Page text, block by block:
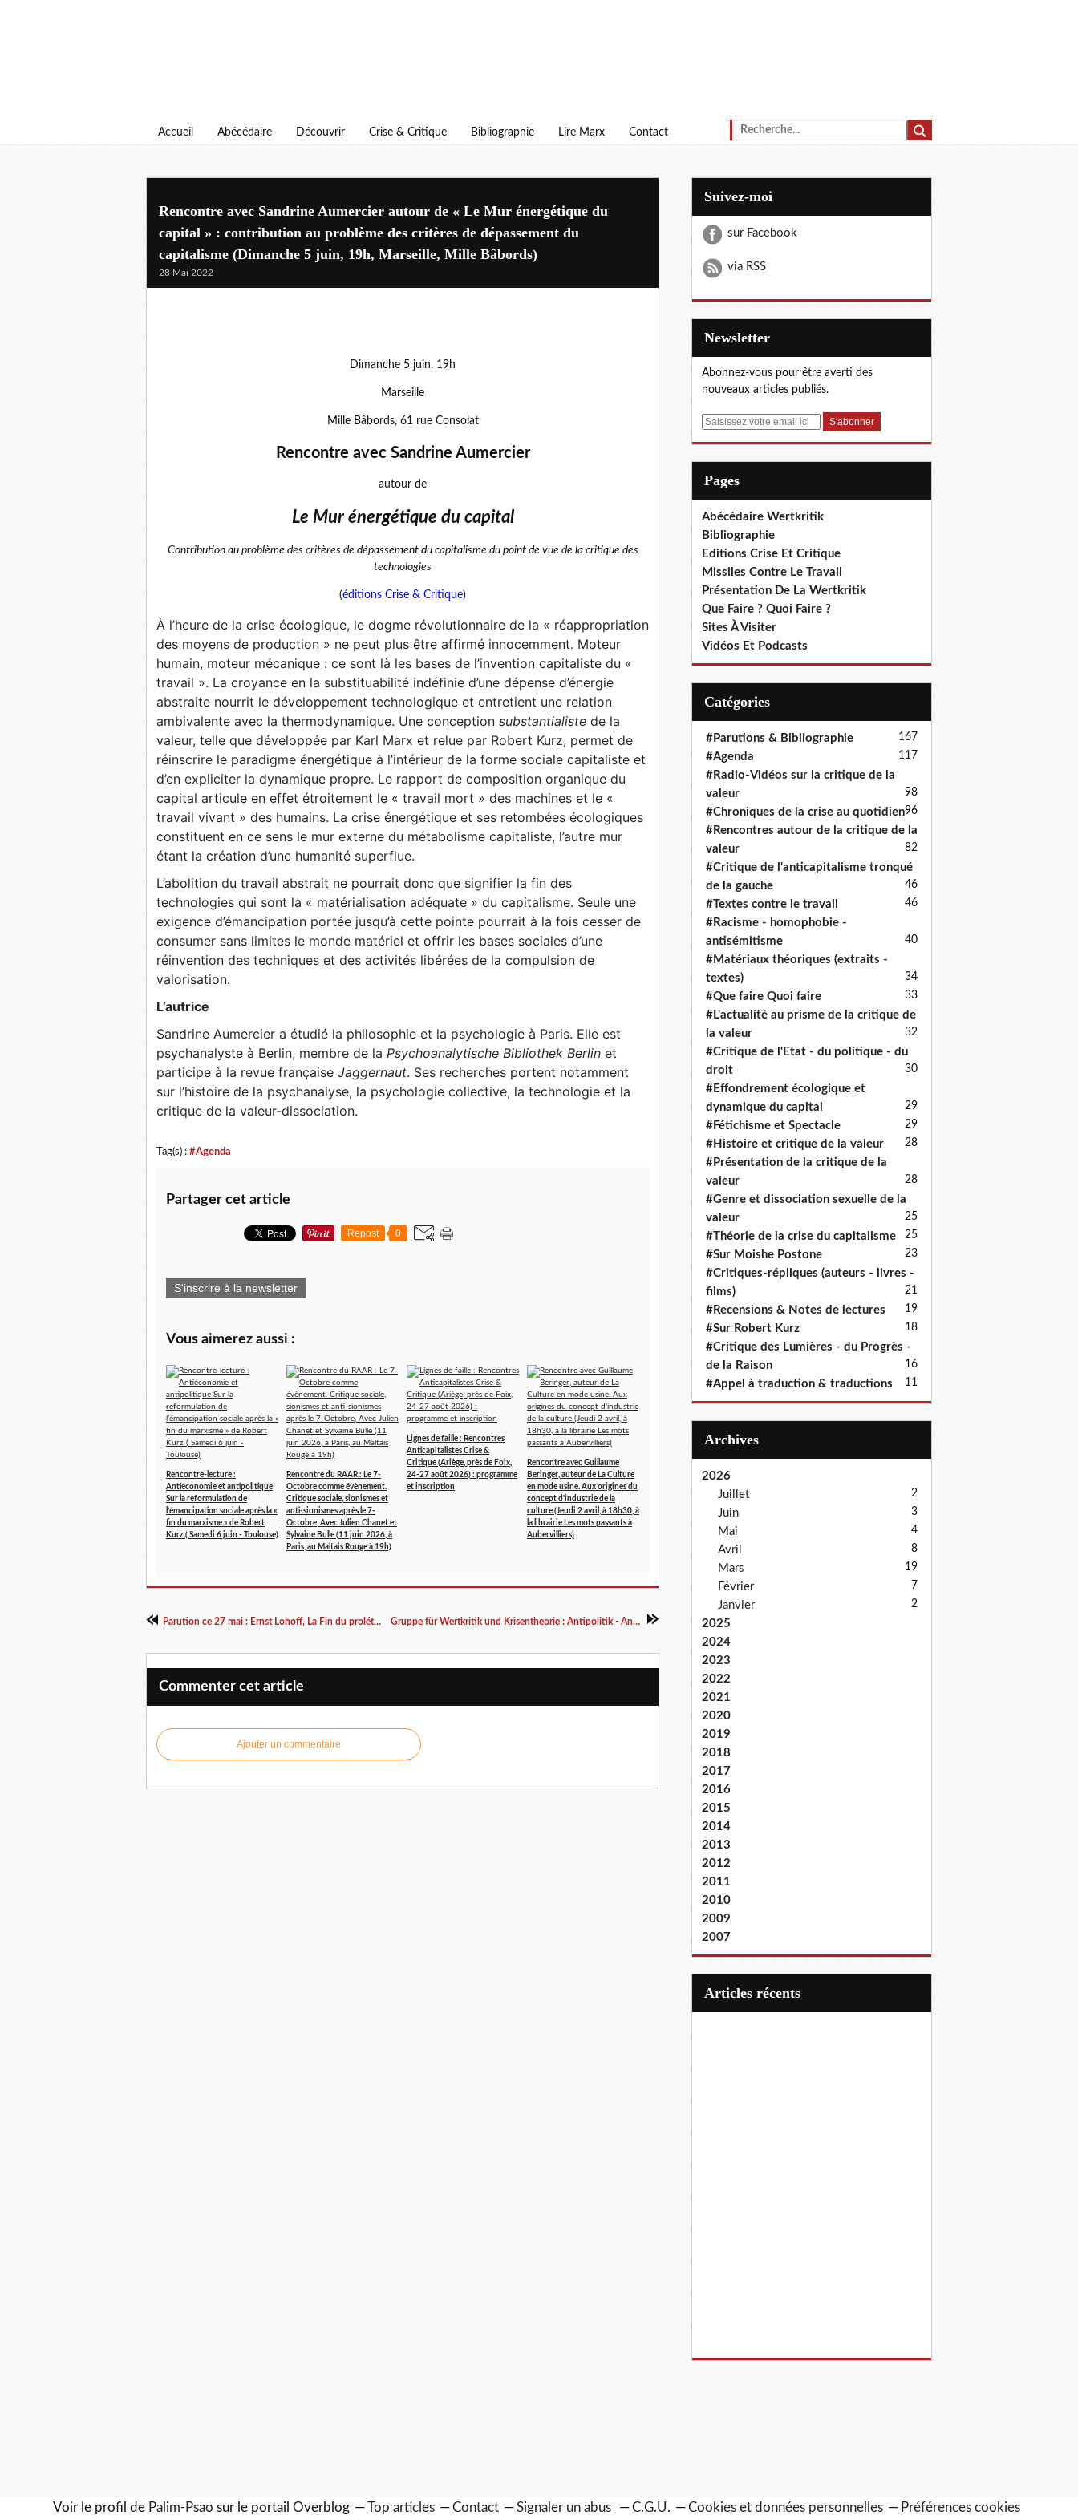
Accueil Abécédaire Découvrir Crise & Critique Bibliographie Lire Marx Contact
Rencontre avec Sandrine Aumercier autour de « Le Mur énergétique du
capital » : contribution au problème des critères de dépassement du
capitalisme (Dimanche 5 juin, 19h, Marseille, Mille Bâbords)
28 Mai 2022
Dimanche 5 juin, 19h
Marseille
Mille Bâbords, 61 rue Consolat
Rencontre avec Sandrine Aumercier
autour de
Le Mur énergétique du capital
Contribution au problème des critères de dépassement du capitalisme du point de vue de la critique des
technologies
(éditions Crise & Critique)
À l’heure de la crise écologique, le dogme révolutionnaire de la « réappropriation
des moyens de production » ne peut plus être affirmé innocemment. Moteur
humain, moteur mécanique : ce sont là les bases de l’invention capitaliste du «
travail ». La croyance en la substituabilité indéfinie d’une dépense d’énergie
abstraite nourrit le développement technologique et entretient une relation
ambivalente avec la thermodynamique. Une conception substantialiste de la
valeur, telle que développée par Karl Marx et relue par Robert Kurz, permet de
réinscrire le paradigme énergétique à l’intérieur de la forme sociale capitaliste et
d’en expliciter la dynamique propre. Le rapport de composition organique du
capital articule en effet étroitement le « travail mort » des machines et le «
travail vivant » des humains. La crise énergétique et ses retombées écologiques
constituent en ce sens le mur externe du métabolisme capitaliste, l’autre mur
étant la création d’une humanité superflue.
L’abolition du travail abstrait ne pourrait donc que signifier la fin des
technologies qui sont la « matérialisation adéquate » du capitalisme. Seule une
exigence d’émancipation portée jusqu’à cette pointe pourrait à la fois cesser de
consumer sans limites le monde matériel et offrir les bases sociales d’une
réinvention des techniques et des activités libérées de la compulsion de
valorisation.
L’autrice
Sandrine Aumercier a étudié la philosophie et la psychologie à Paris. Elle est
psychanalyste à Berlin, membre de la Psychoanalytische Bibliothek Berlin et
participe à la revue française Jaggernaut. Ses recherches portent notamment
sur l’histoire de la psychanalyse, la psychologie collective, la technologie et la
critique de la valeur-dissociation.
Tag(s) : #Agenda
Partager cet article
Repost 0
S'inscrire à la newsletter
Vous aimerez aussi :
Rencontre-lecture :
Antiéconomie et antipolitique
Sur la reformulation de
l’émancipation sociale après la «
fin du marxisme » de Robert
Kurz ( Samedi 6 juin - Toulouse)
Rencontre du RAAR : Le 7-
Octobre comme évènement.
Critique sociale, sionismes et
anti-sionismes après le 7-
Octobre, Avec Julien Chanet et
Sylvaine Bulle (11 juin 2026, à
Paris, au Maltais Rouge à 19h)
Lignes de faille : Rencontres
Anticapitalistes Crise &
Critique (Ariège, près de Foix,
24-27 août 2026) : programme
et inscription
Rencontre avec Guillaume
Beringer, auteur de La Culture
en mode usine. Aux origines du
concept d'industrie de la
culture (Jeudi 2 avril, à 18h30, à
la librairie Les mots passants à
Aubervilliers)
Parution ce 27 mai : Ernst Lohoff, La Fin du prolétariat comme début de la révolution (éditions Crise & Critique) Gruppe für Wertkritik und Krisentheorie : Antipolitik - Antiökonomie - Antimoderne : nouveau site internet en langue allemande
Commenter cet article
Ajouter un commentaire
Suivez-moi
sur Facebook
via RSS
Newsletter
Abonnez-vous pour être averti des
nouveaux articles publiés.
E
Pages
Abécédaire Wertkritik
Bibliographie
Editions Crise Et Critique
Missiles Contre Le Travail
Présentation De La Wertkritik
Que Faire ? Quoi Faire ?
Sites À Visiter
Vidéos Et Podcasts
Catégories
#Parutions & Bibliographie 167
#Agenda 117
#Radio-Vidéos sur la critique de la
valeur
98
#Chroniques de la crise au quotidien96
#Rencontres autour de la critique de la
valeur
82
#Critique de l'anticapitalisme tronqué
de la gauche
46
#Textes contre le travail 46
#Racisme - homophobie -
antisémitisme
40
#Matériaux théoriques (extraits -
textes)
34
#Que faire Quoi faire 33
#L'actualité au prisme de la critique de
la valeur
32
#Critique de l'Etat - du politique - du
droit
30
#Effondrement écologique et
dynamique du capital
29
#Fétichisme et Spectacle 29
#Histoire et critique de la valeur 28
#Présentation de la critique de la
valeur
28
#Genre et dissociation sexuelle de la
valeur
25
#Théorie de la crise du capitalisme 25
#Sur Moishe Postone 23
#Critiques-répliques (auteurs - livres -
films)
21
#Recensions & Notes de lectures 19
#Sur Robert Kurz 18
#Critique des Lumières - du Progrès -
de la Raison
16
#Appel à traduction & traductions 11
Archives
2026
Juillet
2
Juin 3
Mai 4
Avril 8
Mars 19
Février 7
Janvier 2
2025
2024
2023
2022
2021
2020
2019
2018
2017
2016
2015
2014
2013
2012
2011
2010
2009
2007
articles récents
Voir le profil de Palim-Psao sur le portail Overblog Top articles Contact Signaler un abus C.G.U. Cookies et données personnelles Préférences cookies